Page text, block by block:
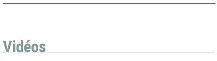
Vidéos